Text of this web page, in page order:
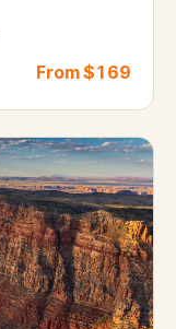
From $169